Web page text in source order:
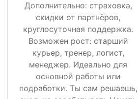
Дополнительно: страховка,
скидки от партнёров,
круглосуточная поддержка.
Возможен рост: старший
курьер, тренер, логист,
менеджер. Идеально для
основной работы или
подработки. Ты сам решаешь,